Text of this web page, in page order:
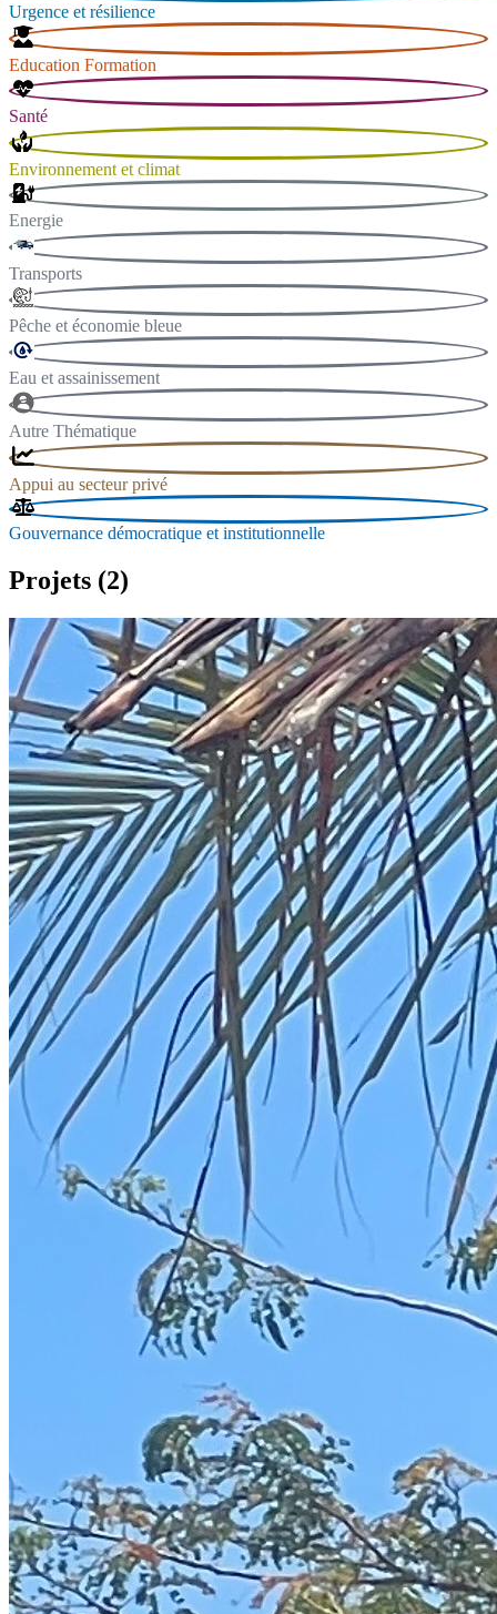
Urgence et résilience
Education Formation
Santé
Environnement et climat
Energie
Transports
Pêche et économie bleue
Eau et assainissement
Autre Thématique
Appui au secteur privé
Gouvernance démocratique et institutionnelle
Projets (2)